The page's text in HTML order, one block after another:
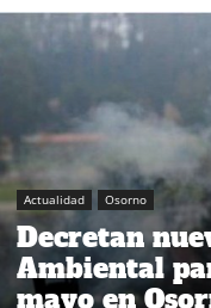
Actualidad Osorno
Decretan
Ambiental
mayo en